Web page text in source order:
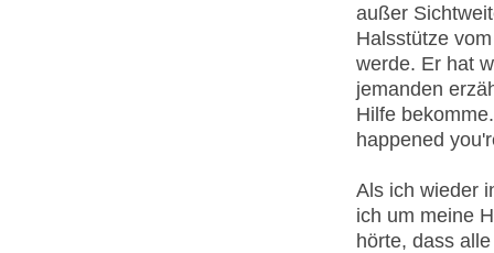
außer
Halsstütze
werde. Er hat
jemanden
Hilfe
happened
Als ich wieder
ich um meine
hörte, dass